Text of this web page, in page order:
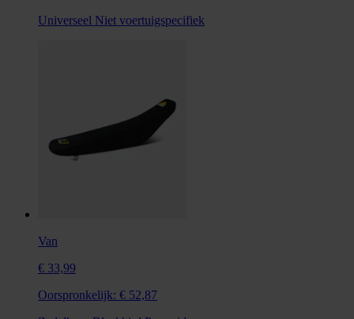
Universeel Niet voertuigspecifiek
Van
€ 33,99
Oorspronkelijk: € 52,87